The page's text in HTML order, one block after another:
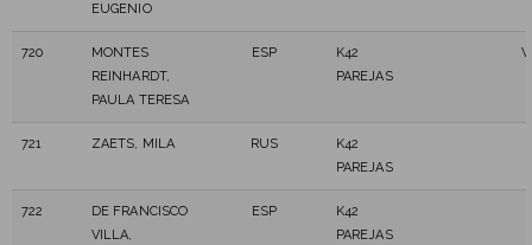
EUGENIO
720
MONTES
REINHARDT,
PAULA TERESA
ESP
K42
PAREJAS
721 ZAETS, MILA RUS
K42
PAREJAS
722
DE FRANCISCO
VILLA,
ESP
K42
PAREJAS